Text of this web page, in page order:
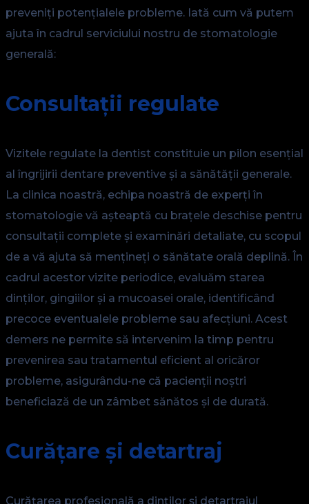
preveniți potențialele probleme. Iată cum vă putem
ajuta în cadrul serviciului nostru de stomatologie
generală:
Consultații regulate
Vizitele regulate la dentist constituie un pilon esențial
al îngrijirii dentare preventive și a sănătății generale.
La clinica noastră, echipa noastră de experți în
stomatologie vă așteaptă cu brațele deschise pentru
consultații complete și examinări detaliate, cu scopul
de a vă ajuta să mențineți o sănătate orală deplină. În
cadrul acestor vizite periodice, evaluăm starea
dinților, gingiilor și a mucoasei orale, identificând
precoce eventualele probleme sau afecțiuni. Acest
demers ne permite să intervenim la timp pentru
prevenirea sau tratamentul eficient al oricăror
probleme, asigurându-ne că pacienții noștri
beneficiază de un zâmbet sănătos și de durată.
Curățare și detartraj
Curățarea profesională a dinților și detartrajul